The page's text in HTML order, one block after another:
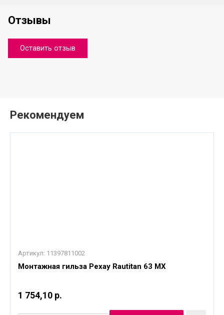
Отзывы
Оставить отзыв
Рекомендуем
Артикул: 11397811002
Монтажная гильза Рехау Rautitan 63 MX
1 754,10 р.